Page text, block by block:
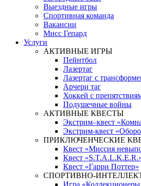
Выездные игры
Спортивная команда
Вакансии
Мисс Гепард
Услуги
АКТИВНЫЕ ИГРЫ
Пейнтбол
Лазертаг
Лазертаг с
Арчери таг
Хоккей с
Подушечные войны
АКТИВНЫЕ КВЕСТЫ
Экстрим–квест
Экстрим-квест
ПРИКЛЮЧЕНЧЕСКИЕ
Квест «Миссия
Квест
Квест «Гарри Поттер»
СПОРТИВНО-
Игра